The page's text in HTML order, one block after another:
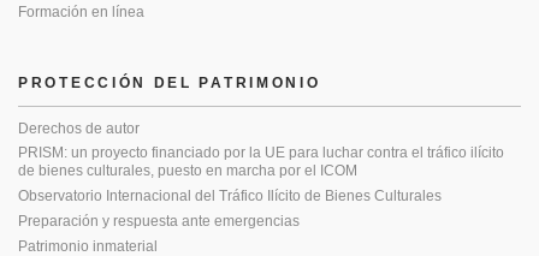
PROTECCIÓN DEL PATRIMONIO
Derechos de autor
PRISM: un proyecto financiado por la UE para luchar contra el tráfico ilícito
de bienes culturales, puesto en marcha por el ICOM
Observatorio Internacional del Tráfico Ilícito de Bienes Culturales
Preparación y respuesta ante emergencias
Patrimonio inmaterial
Formación en línea